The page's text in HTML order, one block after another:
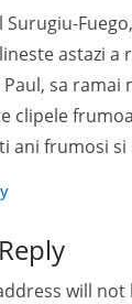
Surugiu-
astazi a
Paul, sa
clipele
ani frumosi si
will not